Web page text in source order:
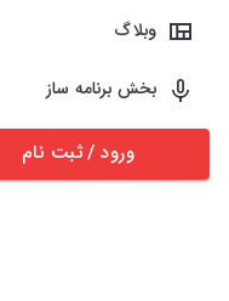
وبلاگ
بخش برنامه ساز
ورود / ثبت نام